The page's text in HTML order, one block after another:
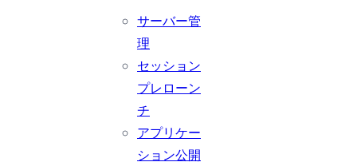
サーバー管
理
セッション
プレローン
チ
アプリケー
ション公開